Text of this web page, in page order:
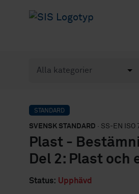
STANDARD
SVENSK STANDARD · SS-EN ISO
Plast -
Del 2: Plast och
Status: Upphävd